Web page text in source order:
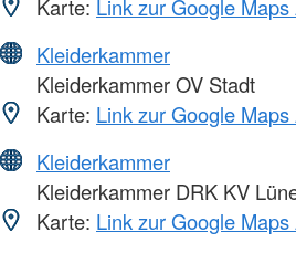
Karte: Link zur Google
Kleiderkammer
Kleiderkammer OV Stadt
Karte: Link zur Google
Kleiderkammer
Kleiderkammer DRK KV
Karte: Link zur Google